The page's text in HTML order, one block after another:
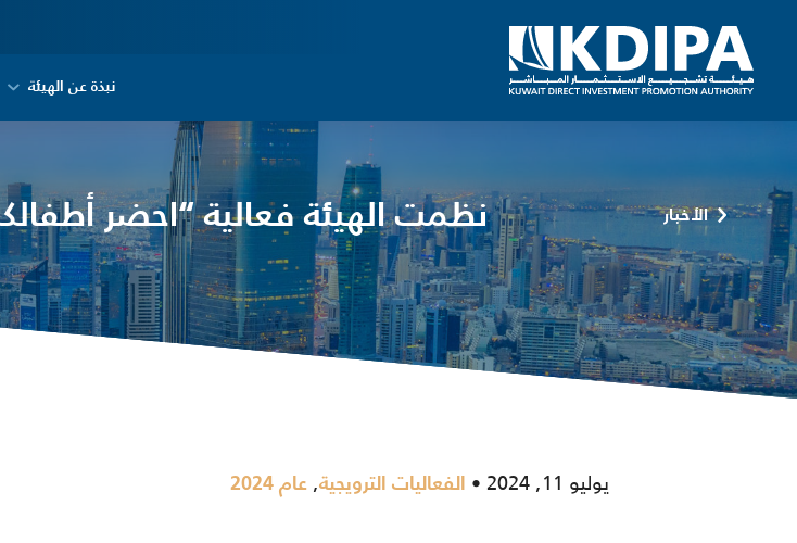
نبذة عن الهيئة
نظمت الهيئة فعالية “احضر الأخبار
يوليو 11, 2024 الفعاليات الترويجية, عام 2024